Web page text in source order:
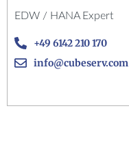
EDW / HANA Expert
+49 6142 210 170
info@cubeserv.com